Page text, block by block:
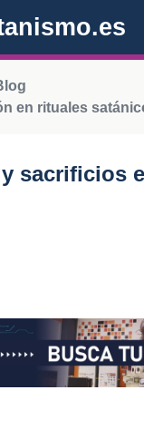
en rituales
sacrificios